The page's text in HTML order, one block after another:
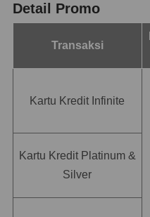
Detail Promo
Transaksi
Kartu Kredit Infinite
Kartu Kredit Platinum &
Silver